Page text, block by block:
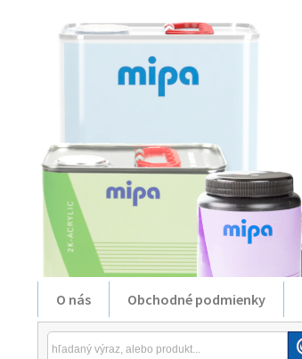
O nás Obchodné podmienky